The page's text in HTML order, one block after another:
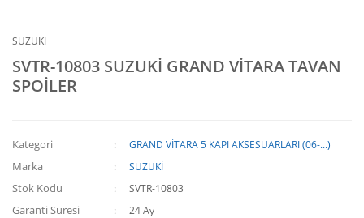
SUZUKİ
SVTR-10803 SUZUKİ GRAND VİTARA TAVAN
SPOİLER
Kategori GRAND VİTARA 5 KAPI AKSESUARLARI (06-...)
Marka SUZUKİ
Stok Kodu SVTR-10803
Garanti Süresi 24 Ay